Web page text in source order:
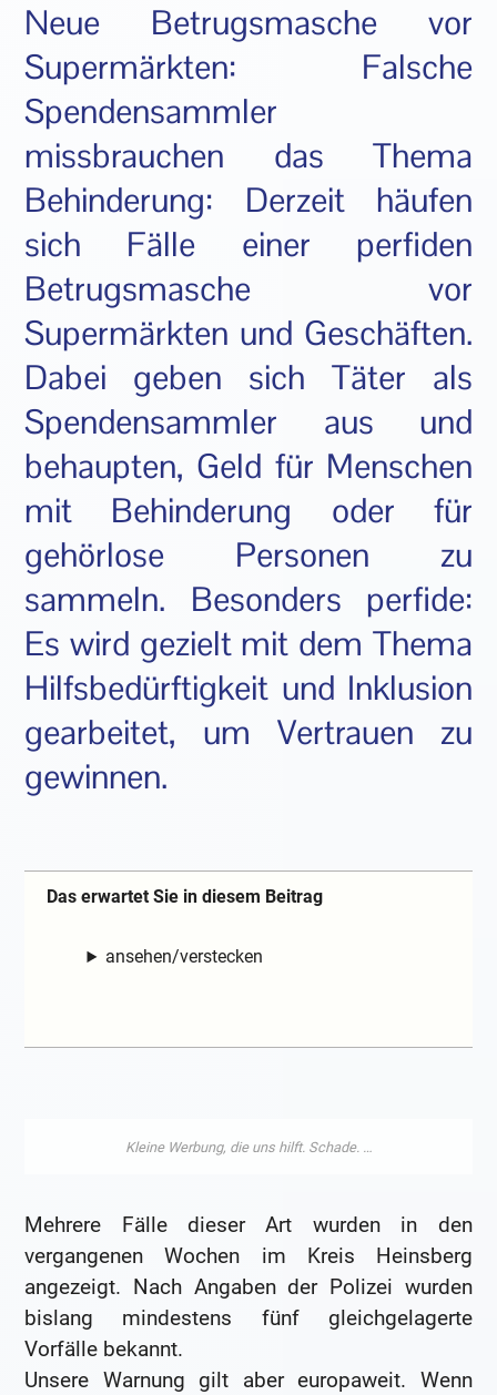
Neue Betrugsmasche vor
Supermärkten: Falsche
Spendensammler
missbrauchen das Thema
Behinderung: Derzeit häufen
sich Fälle einer perfiden
Betrugsmasche vor
Supermärkten und Geschäften.
Dabei geben sich Täter als
Spendensammler aus und
behaupten, Geld für Menschen
mit Behinderung oder für
gehörlose Personen zu
sammeln. Besonders perfide:
Es wird gezielt mit dem Thema
Hilfsbedürftigkeit und Inklusion
gearbeitet, um Vertrauen zu
gewinnen.
Das erwartet Sie in diesem Beitrag
ansehen/verstecken
Mehrere Fälle dieser Art wurden in den
vergangenen Wochen im Kreis Heinsberg
angezeigt. Nach Angaben der Polizei wurden
bislang mindestens fünf gleichgelagerte
Vorfälle bekannt.
Unsere Warnung gilt aber europaweit. Wenn